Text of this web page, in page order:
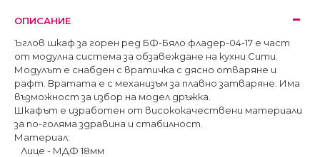
ОПИСАНИЕ
Ъглов шкаф за горен ред БФ-Бяло фладер-04-17 е част
от модулна система за обзавеждане на кухни Сити.
Модулът е снабден с вратичка с дясно отваряне и
рафт. Вратата е с механизъм за плавно затваряне. Има
възможност за избор на модел дръжка.
Шкафът е изработен от висококачествени материали
за по-голяма здравина и стабилност.
Материал:
Лице - МДФ 18мм